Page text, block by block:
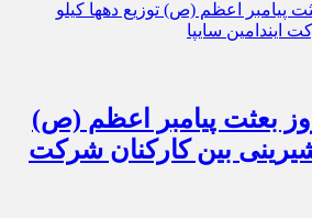
بعثت پیامبر اعظم (ص)
شیرینی بین کارکنان شرکت